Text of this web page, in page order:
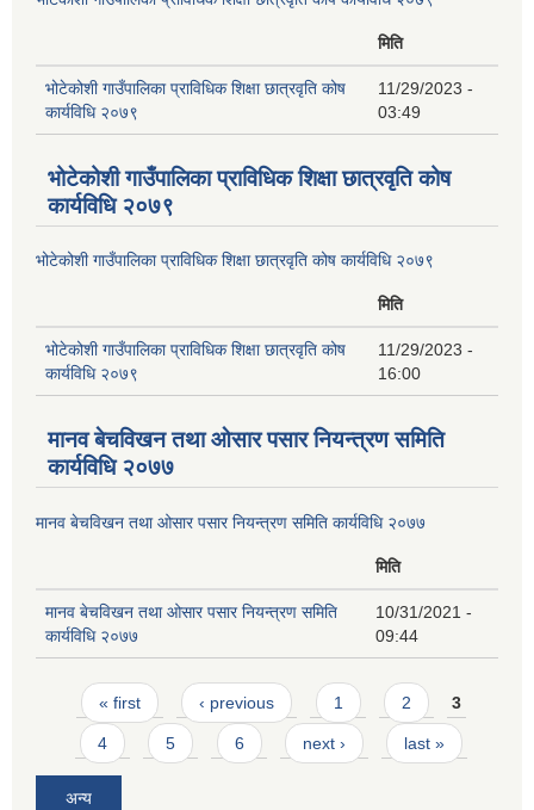
मिति
भोटेकोशी गाउँपालिका प्राविधिक शिक्षा छात्रवृति कोष
कार्यविधि २०७९
11/29/2023 -
03:49
भोटेकोशी गाउँपालिका प्राविधिक शिक्षा छात्रवृति कोष
कार्यविधि २०७९
भोटेकोशी गाउँपालिका प्राविधिक शिक्षा छात्रवृति कोष कार्यविधि २०७९
मिति
भोटेकोशी गाउँपालिका प्राविधिक शिक्षा छात्रवृति कोष
कार्यविधि २०७९
11/29/2023 -
16:00
मानव बेचविखन तथा ओसार पसार नियन्त्रण समिति
कार्यविधि २०७७
मानव बेचविखन तथा ओसार पसार नियन्त्रण समिति कार्यविधि २०७७
मिति
मानव बेचविखन तथा ओसार पसार नियन्त्रण समिति
कार्यविधि २०७७
10/31/2021 -
09:44
Pages
« first ‹ previous 1 2 3
4 5 6 next › last »
अन्य